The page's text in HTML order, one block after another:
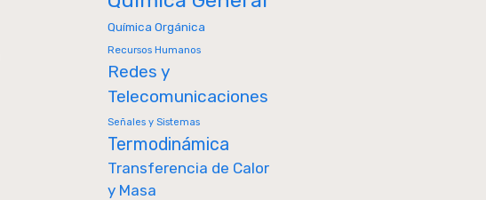
Química Orgánica
Recursos Humanos
Redes y
Telecomunicaciones
Señales y Sistemas
Termodinámica
Transferencia de Calor
y Masa